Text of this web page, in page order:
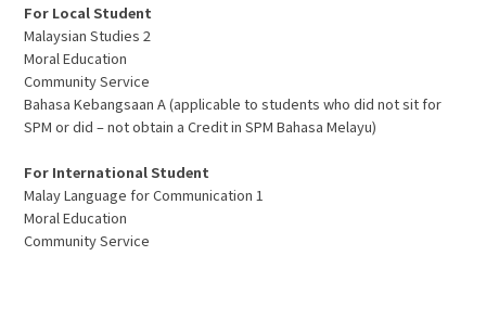
For Local Student
Malaysian Studies 2
Moral Education
Community Service
Bahasa Kebangsaan A (applicable to students who did not sit for
SPM or did – not obtain a Credit in SPM Bahasa Melayu)
For International Student
Malay Language for Communication 1
Moral Education
Community Service